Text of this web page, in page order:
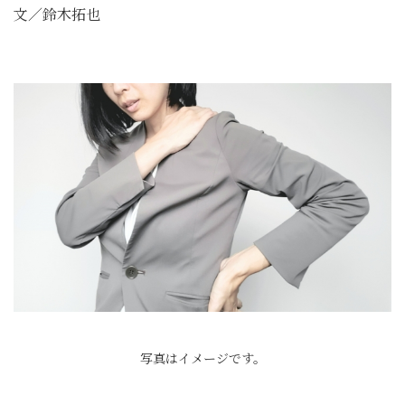
文／鈴木拓也
写真はイメージです。